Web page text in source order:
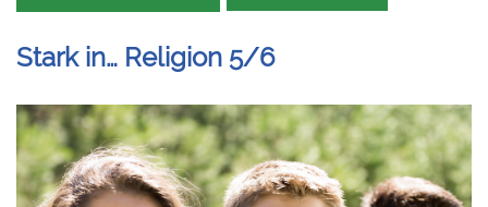
Stark in… Religion 5/6